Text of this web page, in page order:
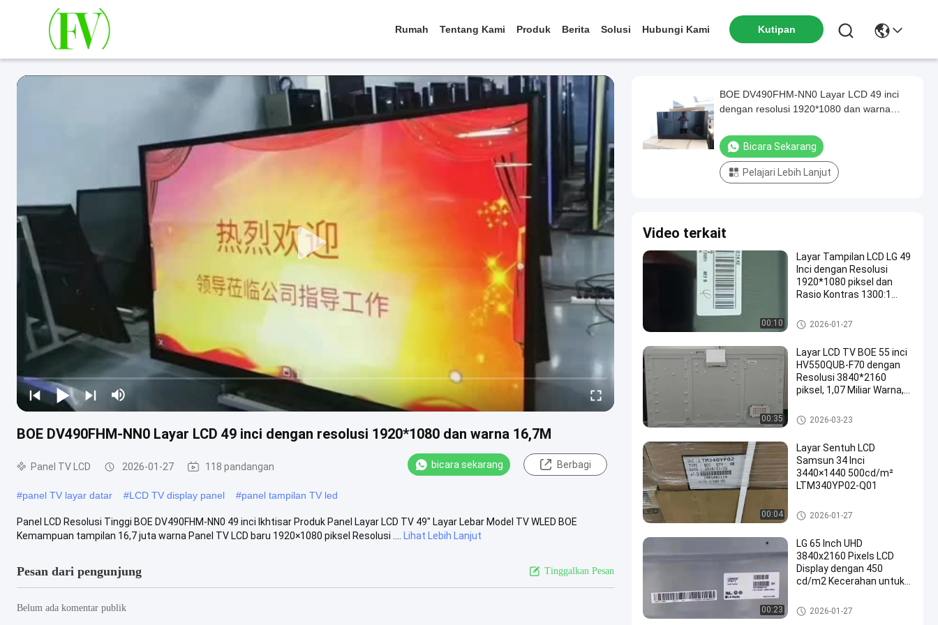
Rumah Tentang Kami Produk Berita Solusi Hubungi Kami Kutipan
BOE DV490FHM-NN0 Layar LCD 49 inci dengan resolusi 1920*1080 dan warna 16,7M
Panel TV LCD 2026-01-27 118 pandangan bicara sekarang Berbagi
#panel TV layar datar #LCD TV display panel #panel tampilan TV led
Panel LCD Resolusi Tinggi BOE DV490FHM-NN0 49 inci Ikhtisar Produk Panel Layar LCD TV 49" Layar Lebar Model TV WLED BOE
Kemampuan tampilan 16,7 juta warna Panel TV LCD baru 1920×1080 piksel Resolusi ....
Lihat Lebih Lanjut
Pesan dari pengunjung Tinggalkan Pesan
Belum ada komentar publik
BOE DV490FHM-NN0 Layar LCD 49 inci
dengan resolusi 1920*1080 dan warna
Bicara Sekarang
Pelajari Lebih Lanjut
Video terkait
00:10
Layar Tampilan LCD LG 49
Inci dengan Resolusi
1920*1080 piksel dan
Rasio Kontras 1300:1
Digital
Panel TV LCD
2026-01-27
00:35
Layar LCD TV BOE 55 inci
HV550QUB-F70 dengan
Resolusi 3840*2160
piksel, 1,07 Miliar Warna,
Panel TV LCD
2026-03-23
00:04
Layar Sentuh LCD
Samsun 34 Inci
3440×1440 500cd/m²
LTM340YP02-Q01
Panel TV LCD
2026-01-27
00:23
LG 65 Inch UHD
3840x2160 Pixels LCD
Display dengan 450
cd/m2 Kecerahan untuk
Layar LCD TV
Panel TV LCD
2026-01-27